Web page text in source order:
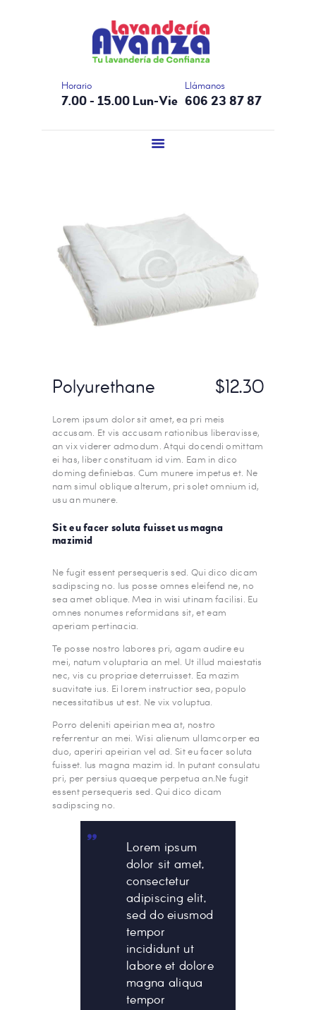
Horario
7.00 - 15.00 Lun-Vie
Llámanos
606 23 87 87
LAVANDERÍA AVANZA.
Tu lavandería de confianza en Córdoba
LAVANDERÍA
RESTAURANTES
NUESTROS
CLIENTES
BLOG
Polyurethane $12.30
Lorem ipsum dolor sit amet, ea pri meis
accusam. Et vis accusam rationibus liberavisse,
an vix viderer admodum. Atqui docendi omittam
ei has, liber constituam id vim. Eam in dico
doming definiebas. Cum munere impetus et. Ne
nam simul oblique alterum, pri solet omnium id,
usu an munere.
Sit eu facer soluta fuisset us magna
mazimid
Ne fugit essent persequeris sed. Qui dico dicam
sadipscing no. Ius posse omnes eleifend ne, no
sea amet oblique. Mea in wisi utinam facilisi. Eu
omnes nonumes reformidans sit, et eam
aperiam pertinacia.
Te posse nostro labores pri, agam audire eu
mei, natum voluptaria an mel. Ut illud maiestatis
nec, vis cu propriae deterruisset. Ea mazim
suavitate ius. Ei lorem instructior sea, populo
necessitatibus ut est. Ne vix voluptua.
Porro deleniti apeirian mea at, nostro
referrentur an mei. Wisi alienum ullamcorper ea
duo, aperiri apeirian vel ad. Sit eu facer soluta
fuisset. Ius magna mazim id. In putant consulatu
pri, per persius quaeque perpetua an.Ne fugit
essent persequeris sed. Qui dico dicam
sadipscing no.
Lorem ipsum
dolor sit amet,
consectetur
adipiscing elit,
sed do eiusmod
tempor
incididunt ut
labore et dolore
magna aliqua
tempor